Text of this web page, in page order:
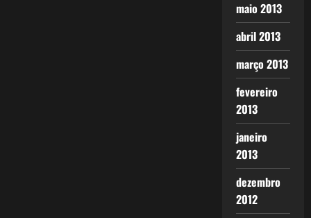
maio 2013
abril 2013
março 2013
fevereiro
2013
janeiro
2013
dezembro
2012